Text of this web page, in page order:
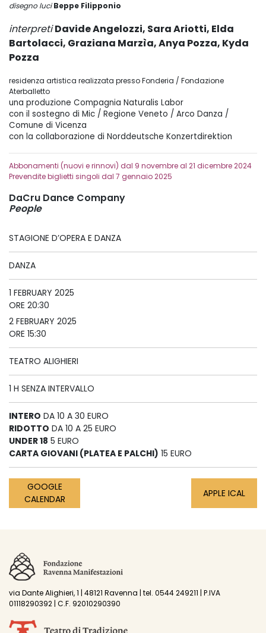
disegno luci Beppe Filipponio
interpreti Davide Angelozzi, Sara Ariotti, Elda
Bartolacci, Graziana Marzìa, Anya Pozza, Kyda
Pozza
residenza artistica realizzata presso Fonderia / Fondazione
Aterballetto
una produzione Compagnia Naturalis Labor
con il sostegno di Mic / Regione Veneto / Arco Danza /
Comune di Vicenza
con la collaborazione di Norddeutsche Konzertdirektion
Abbonamenti (nuovi e rinnovi) dal 9 novembre al 21 dicembre 2024
Prevendite biglietti singoli dal 7 gennaio 2025
DaCru Dance Company
People
STAGIONE D’OPERA E DANZA
DANZA
1 FEBRUARY 2025
ORE 20:30
2 FEBRUARY 2025
ORE 15:30
TEATRO ALIGHIERI
1 H SENZA INTERVALLO
INTERO DA 10 A 30 EURO
RIDOTTO DA 10 A 25 EURO
UNDER 18 5 EURO
CARTA GIOVANI (PLATEA E PALCHI) 15 EURO
GOOGLE
CALENDAR
APPLE ICAL
via Dante Alighieri, 1 | 48121 Ravenna | tel. 0544 249211 | P.IVA
01118290392 | C.F. 92010290390